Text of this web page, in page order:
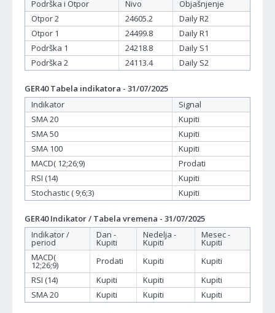
Podrška i Otpor
Nivo
Objašnjenje
Otpor 2
24605.2
Daily R2
Otpor 1
24499.8
Daily R1
Podrška 1
24218.8
Daily S1
Podrška 2
24113.4 Daily S2
GER40 Tabela indikatora - 31/07/2025
Indikator
Signal
SMA 20
Kupiti
SMA 50
Kupiti
SMA 100
Kupiti
MACD( 12;26;9)
Prodati
RSI (14)
Kupiti
Stochastic ( 9;6;3)
Kupiti
GER40 Indikator / Tabela vremena - 31/07/2025
Indikator /
period
Dan -
Kupiti
Nedelja -
Kupiti
Mesec -
Kupiti
MACD(
12;26;9) Prodati Kupiti
Kupiti
RSI (14)
Kupiti Kupiti
Kupiti
SMA 20
Kupiti Kupiti Kupiti